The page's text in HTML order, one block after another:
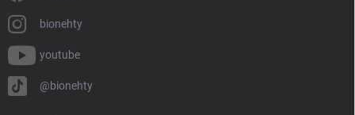
bionehty
youtube
@bionehty